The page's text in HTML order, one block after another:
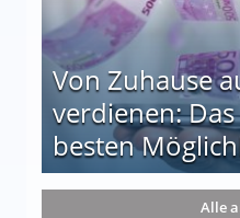
Von Zuhause
verdienen:
besten
die 15 besten Möglichkeiten
Alle